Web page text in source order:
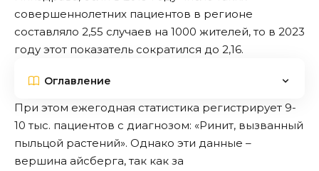
совершеннолетних пациентов в регионе
составляло 2,55 случаев на 1000 жителей, то в 2023
году этот показатель сократился до 2,16.
Оглавление
При этом ежегодная статистика регистрирует 9-
10 тыс. пациентов с диагнозом: «Ринит, вызванный
пыльцой растений». Однако эти данные –
вершина айсберга, так как за